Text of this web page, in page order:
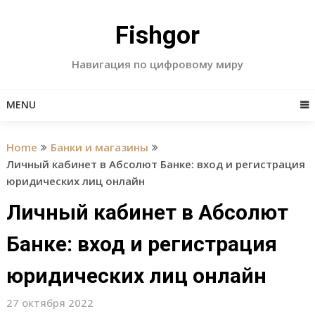
Fishgor
Навигация по цифровому миру
MENU
Home
Банки и магазины
Личный кабинет в Абсолют Банке: вход и регистрация
юридических лиц онлайн
Личный кабинет в Абсолют
Банке: вход и регистрация
юридических лиц онлайн
27 октября 2022